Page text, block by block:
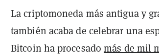
La criptomoneda más antigua y
también acaba de celebrar una
Bitcoin ha procesadomás de mil